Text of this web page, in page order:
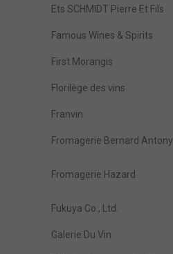
Ets SCHMIDT Pierre Et Fils
Famous Wines & Spirits
First Morangis
Florilège des vins
Franvin
Fromagerie Bernard Antony
Fromagerie Hazard
Fukuya Co., Ltd.
Galerie Du Vin